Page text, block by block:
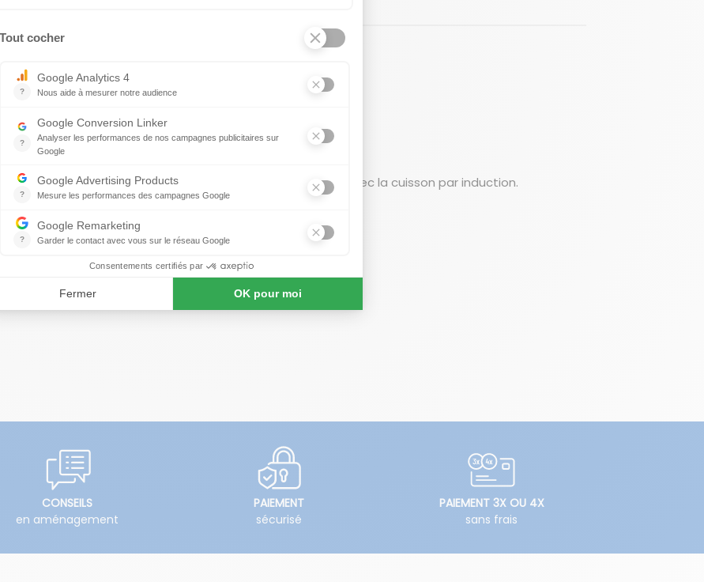
À propos de ALESSI
thermoplastique. Fond en cier magnétique compatible avec la cuisson par induction.
CONSEILS
en aménagement
PAIEMENT
sécurisé
PAIEMENT 3X OU 4X
sans frais